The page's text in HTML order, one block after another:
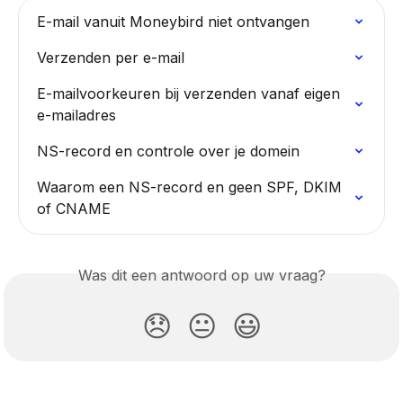
E-mail vanuit Moneybird niet ontvangen
Verzenden per e-mail
E-mailvoorkeuren bij verzenden vanaf eigen
e-mailadres
NS-record en controle over je domein
Waarom een NS-record en geen SPF, DKIM
of CNAME
Was dit een antwoord op uw vraag?
😞 😐 😃